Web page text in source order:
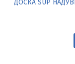
ДОСКА SUP